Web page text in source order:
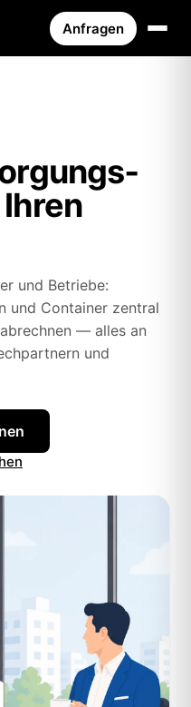
Anfragen
und Betriebe:
und Container zentral
— alles an
und